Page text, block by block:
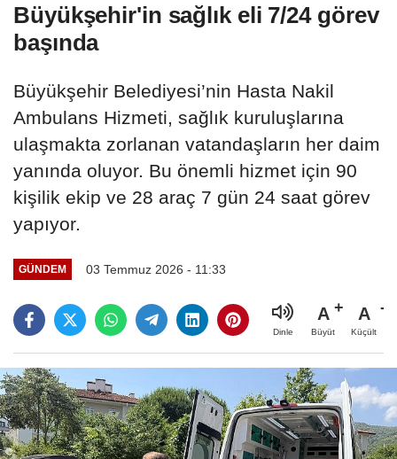
Büyükşehir'in sağlık eli 7/24 görev
başında
Büyükşehir Belediyesi’nin Hasta Nakil
Ambulans Hizmeti, sağlık kuruluşlarına
ulaşmakta zorlanan vatandaşların her daim
yanında oluyor. Bu önemli hizmet için 90
kişilik ekip ve 28 araç 7 gün 24 saat görev
yapıyor.
GÜNDEM 03 Temmuz 2026 - 11:33
Dinle
A
Büyüt
A
Küçült